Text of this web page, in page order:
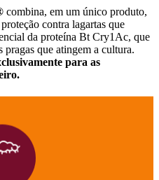
combina, em um único produto,
contra lagartas que
da proteína Bt Cry1Ac, que
que atingem a cultura.
para as